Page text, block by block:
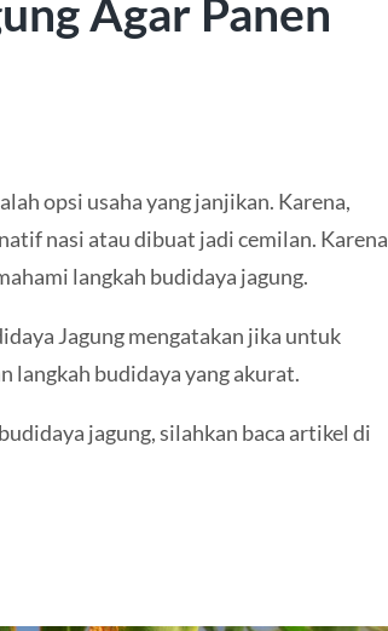
Agar Panen
opsi usaha yang janjikan. Karena,
nasi atau dibuat jadi cemilan. Karena
langkah budidaya jagung.
Jagung mengatakan jika untuk
langkah budidaya yang akurat.
jagung, silahkan baca artikel di